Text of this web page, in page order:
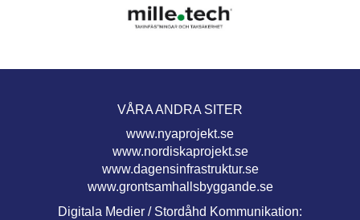
VÅRA ANDRA SITER
www.nyaprojekt.se
www.nordiskaprojekt.se
www.dagensinfrastruktur.se
www.grontsamhallsbyggande.se
Digitala Medier / Stordåhd Kommunikation: